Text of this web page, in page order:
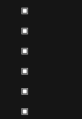
▣
▣
▣
▣
▣
▣